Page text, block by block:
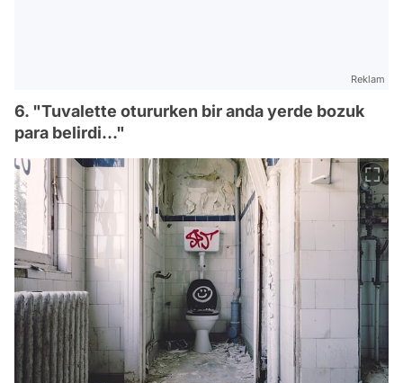
Reklam
6. "Tuvalette otururken bir anda yerde bozuk
para belirdi..."